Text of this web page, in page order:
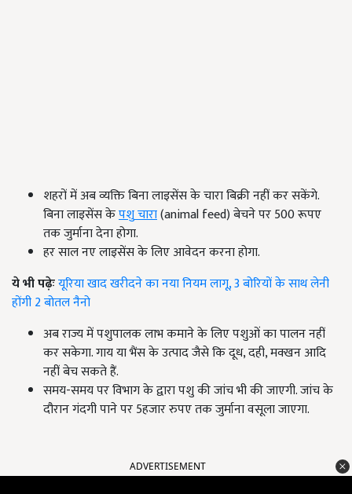
शहरों में अब व्यक्ति बिना लाइसेंस के चारा बिक्री नहीं कर सकेंगे.
बिना लाइसेंस केपशुचारा(animal feed) बेचने पर 500 रूपए
तक जुर्माना देना होगा.
हर साल नए लाइसेंस के लिए आवेदन करना होगा.
ये भी पढ़ेःयूरिया खाद खरीदने का नया नियम लागू, 3 बोरियों के साथ लेनी
होंगी 2 बोतल नैनो
अब राज्य में पशुपालक लाभ कमाने के लिए पशुओं का पालन नहीं
कर सकेगा. गाय या भैंस के उत्पाद जैसे कि दूध, दही, मक्खन आदि
नहीं बेच सकते हैं.
समय-समय पर विभाग के द्वारा पशु की जांच भी की जाएगी. जांच के
दौरान गंदगी पाने पर 5हजार रुपए तक जुर्माना वसूला जाएगा.
ADVERTISEMENT